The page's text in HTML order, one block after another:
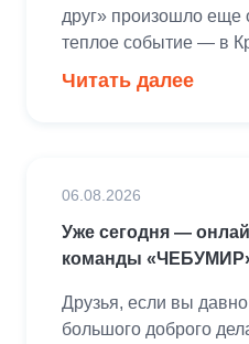
друг» произошло еще
теплое событие — в
двух новых
поверить в себя,
шаг навстречу
атмосферу
Читать далее
Уже сегодня —
команды
06.08.2026
Друзья, если вы давно
большого доброго